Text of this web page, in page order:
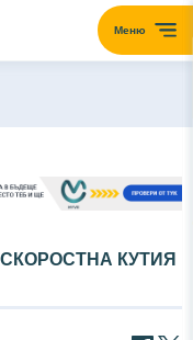
Меню
КУТИЯ